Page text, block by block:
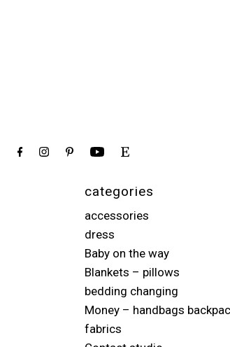
categories
accessories
dress
Baby on the way
Blankets – pillows
bedding changing
Money – handbags
fabrics